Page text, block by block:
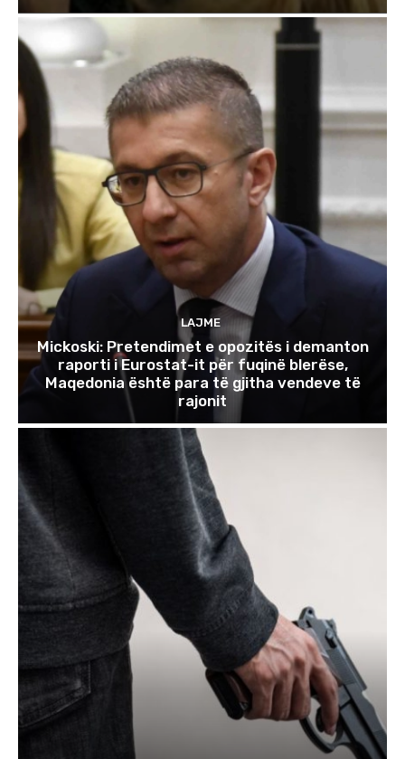
LAJME
Mickoski: Pretendimet e opozitës i demanton
raporti i Eurostat-it për fuqinë blerëse,
Maqedonia është para të gjitha vendeve të
rajonit